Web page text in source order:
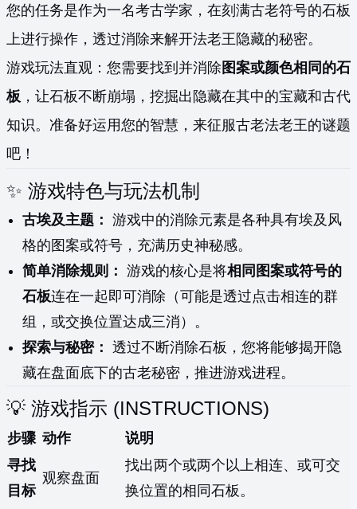
您的任务是作为一名考古学家，在刻满古老符号的石板
上进行操作，透过消除来解开法老王隐藏的秘密。
游戏玩法直观：您需要找到并消除 图案或颜色相同的石
板 ，让石板不断崩塌，挖掘出隐藏在其中的宝藏和古代
知识。准备好运用您的智慧，来征服古老法老王的谜题
吧！
✨ 游戏特色与玩法机制
古埃及主题： 游戏中的消除元素是各种具有埃及风
格的图案或符号，充满历史神秘感。
简单消除规则： 游戏的核心是将相同图案或符号的
石板连在一起即可消除（可能是透过点击相连的群
组，或交换位置达成三消）。
探索与秘密： 透过不断消除石板，您将能够揭开隐
藏在盘面底下的古老秘密，推进游戏进程。
💡 游戏指示 (INSTRUCTIONS)
步骤 动作
说明
寻找
目标
观察盘面
找出两个或两个以上相连、或可交
换位置的相同石板。